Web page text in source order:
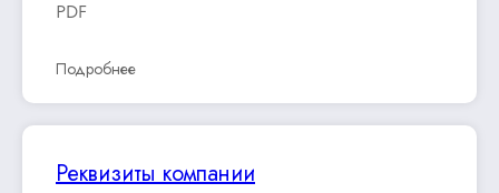
PDF
Подробнее
Реквизиты компании